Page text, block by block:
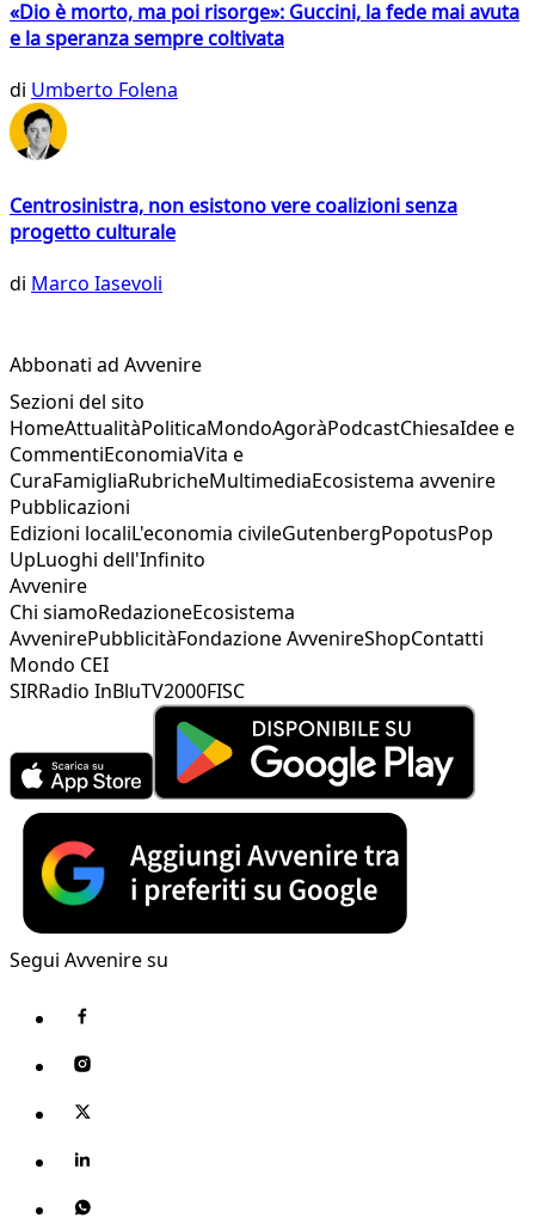
«Dio è morto, ma poi risorge»: Guccini, la fede mai avuta
e la speranza sempre coltivata
di Umberto Folena
Centrosinistra, non esistono vere coalizioni senza
progetto culturale
di Marco Iasevoli
Abbonati ad Avvenire
Sezioni del sito
HomeAttualitàPoliticaMondoAgoràPodcastChiesaIdee e
CommentiEconomiaVita e
CuraFamigliaRubricheMultimediaEcosistema avvenire
Pubblicazioni
Edizioni localiL'economia civileGutenbergPopotusPop
UpLuoghi dell'Infinito
Avvenire
Chi siamoRedazioneEcosistema
AvvenirePubblicitàFondazione AvvenireShopContatti
Mondo CEI
SIRRadio InBluTV2000FISC
Segui Avvenire su